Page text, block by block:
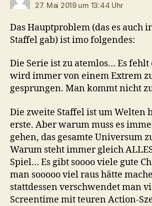
27. Mai 2019 um 13:44 Uhr
Das Hauptproblem (das es auch
Staffel gab) ist imo folgendes:
Die Serie ist zu atemlos… Es fehlt
wird immer von einem Extrem
gesprungen. Man kommt nicht
Die zweite Staffel ist um Welten
erste. Aber warum muss es
gehen, das gesamte Universum
Warum steht immer gleich
Spiel… Es gibt soooo viele gute
man sooooo viel raus hätte
stattdessen verschwendet man
Screentime mit teuren Action-